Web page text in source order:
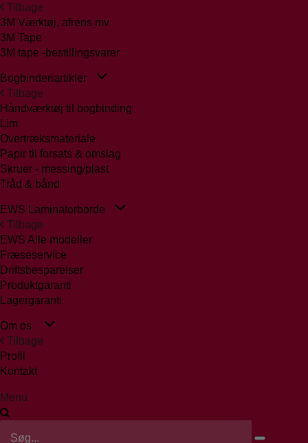
Tilbage
3M Værktøj, afrens mv
3M Tape
3M tape -bestillingsvarer
Bogbinderiartikler
Tilbage
Håndværktøj til bogbinding
Lim
Overtræksmateriale
Papir til forsats & omslag
Skruer - messing/plast
Tråd & bånd
EWS Laminatorborde
Tilbage
EWS Alle modeller
Fræseservice
Driftsbesparelser
Produktgaranti
Lagergaranti
Om os
Tilbage
Profil
Kontakt
Menu